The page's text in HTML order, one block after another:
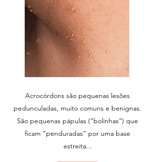
Acrocórdons são pequenas lesões
pedunculadas, muito comuns e benignas.
São pequenas pápulas (“bolinhas”) que
ficam “penduradas” por uma base
estreita...